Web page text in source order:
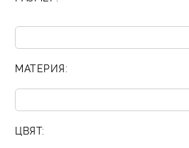
МАТЕРИЯ:
ЦВЯТ: